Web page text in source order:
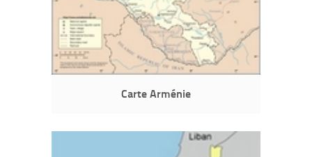
Carte Arménie